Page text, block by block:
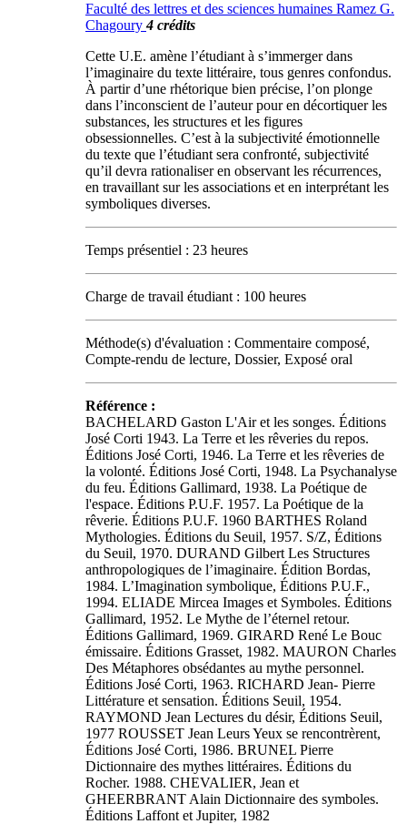
Faculté des lettres et des sciences humaines Ramez G.
Chagoury4 crédits
Cette U.E. amène l’étudiant à s’immerger dans
l’imaginaire du texte littéraire, tous genres confondus.
À partir d’une rhétorique bien précise, l’on plonge
dans l’inconscient de l’auteur pour en décortiquer les
substances, les structures et les figures
obsessionnelles. C’est à la subjectivité émotionnelle
du texte que l’étudiant sera confronté, subjectivité
qu’il devra rationaliser en observant les récurrences,
en travaillant sur les associations et en interprétant les
symboliques diverses.
Temps présentiel : 23 heures
Charge de travail étudiant : 100 heures
Méthode(s) d'évaluation : Commentaire composé,
Compte-rendu de lecture, Dossier, Exposé oral
Référence :
BACHELARD Gaston L'Air et les songes. Éditions
José Corti 1943. La Terre et les rêveries du repos.
Éditions José Corti, 1946. La Terre et les rêveries de
la volonté. Éditions José Corti, 1948. La Psychanalyse
du feu. Éditions Gallimard, 1938. La Poétique de
l'espace. Éditions P.U.F. 1957. La Poétique de la
rêverie. Éditions P.U.F. 1960 BARTHES Roland
Mythologies. Éditions du Seuil, 1957. S/Z, Éditions
du Seuil, 1970. DURAND Gilbert Les Structures
anthropologiques de l’imaginaire. Édition Bordas,
1984. L’Imagination symbolique, Éditions P.U.F.,
1994. ELIADE Mircea Images et Symboles. Éditions
Gallimard, 1952. Le Mythe de l’éternel retour.
Éditions Gallimard, 1969. GIRARD René Le Bouc
émissaire. Éditions Grasset, 1982. MAURON Charles
Des Métaphores obsédantes au mythe personnel.
Éditions José Corti, 1963. RICHARD Jean- Pierre
Littérature et sensation. Éditions Seuil, 1954.
RAYMOND Jean Lectures du désir, Éditions Seuil,
1977 ROUSSET Jean Leurs Yeux se rencontrèrent,
Éditions José Corti, 1986. BRUNEL Pierre
Dictionnaire des mythes littéraires. Éditions du
Rocher. 1988. CHEVALIER, Jean et
GHEERBRANT Alain Dictionnaire des symboles.
Éditions Laffont et Jupiter, 1982